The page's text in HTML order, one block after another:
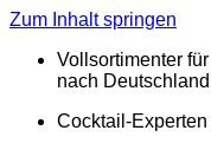
Zum Inhalt springen
Vollsortimenter
nach
Cocktail-